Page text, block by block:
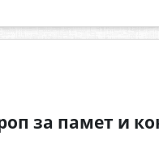
за памет и